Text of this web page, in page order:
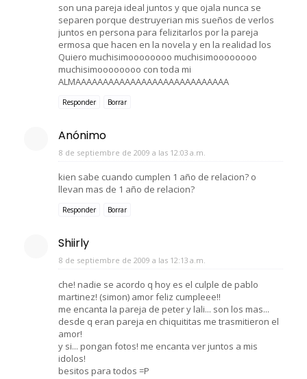
son una pareja ideal juntos y que ojala nunca se
separen porque destruyerian mis sueños de verlos
juntos en persona para felizitarlos por la pareja
ermosa que hacen en la novela y en la realidad los
Quiero muchisimoooooooo muchisimoooooooo
muchisimoooooooo con toda mi
ALMAAAAAAAAAAAAAAAAAAAAAAAAAAAA
Responder Borrar
Anónimo
8 de septiembre de 2009 a las 12:03 a.m.
kien sabe cuando cumplen 1 año de relacion? o
llevan mas de 1 año de relacion?
Responder Borrar
Shiirly
8 de septiembre de 2009 a las 12:13 a.m.
che! nadie se acordo q hoy es el culple de pablo
martinez! (simon) amor feliz cumpleee!!
me encanta la pareja de peter y lali... son los mas...
desde q eran pareja en chiquititas me trasmitieron el
amor!
y si... pongan fotos! me encanta ver juntos a mis
idolos!
besitos para todos =P